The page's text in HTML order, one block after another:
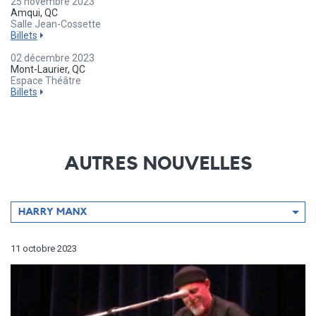
Amqui, QC
Salle Jean-Cossette
Billets
02 décembre 2023
Mont-Laurier, QC
Espace Théâtre
Billets
AUTRES NOUVELLES
Filtrer
par
HARRY MANX
11 octobre 2023